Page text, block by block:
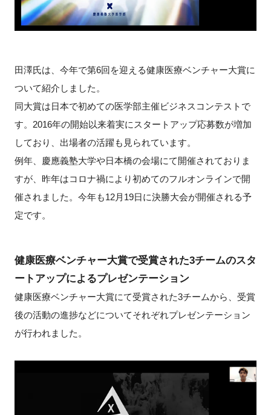
田澤氏は、今年で第6回を迎える健康医療ベンチャー大賞に
ついて紹介しました。
同大賞は日本で初めての医学部主催ビジネスコンテストで
す。2016年の開始以来着実にスタートアップ応募数が増加
しており、出場者の活躍も見られています。
例年、慶應義塾大学や日本橋の会場にて開催されておりま
すが、昨年はコロナ禍により初めてのフルオンラインで開
催されました。今年も12月19日に決勝大会が開催される予
定です。
健康医療ベンチャー大賞で受賞された3チームのスタ
ートアップによるプレゼンテーション
健康医療ベンチャー大賞にて受賞された3チームから、受賞
後の活動の進捗などについてそれぞれプレゼンテーション
が行われました。